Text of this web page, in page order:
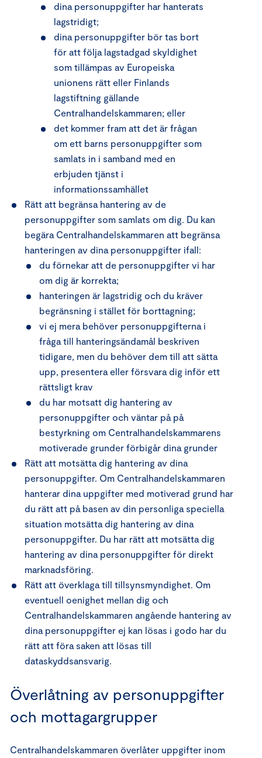
dina personuppgifter har hanterats
lagstridigt;
dina personuppgifter bör tas bort
för att följa lagstadgad skyldighet
som tillämpas av Europeiska
unionens rätt eller Finlands
lagstiftning gällande
Centralhandelskammaren; eller
det kommer fram att det är frågan
om ett barns personuppgifter som
samlats in i samband med en
erbjuden tjänst i
informationssamhället
Rätt att begränsa hantering av de
personuppgifter som samlats om dig. Du kan
begära Centralhandelskammaren att begränsa
hanteringen av dina personuppgifter ifall:
du förnekar att de personuppgifter vi har
om dig är korrekta;
hanteringen är lagstridig och du kräver
begränsning i stället för borttagning;
vi ej mera behöver personuppgifterna i
fråga till hanteringsändamål beskriven
tidigare, men du behöver dem till att sätta
upp, presentera eller försvara dig inför ett
rättsligt krav
du har motsatt dig hantering av
personuppgifter och väntar på på
bestyrkning om Centralhandelskammarens
motiverade grunder förbigår dina grunder
Rätt att motsätta dig hantering av dina
personuppgifter. Om Centralhandelskammaren
hanterar dina uppgifter med motiverad grund har
du rätt att på basen av din personliga speciella
situation motsätta dig hantering av dina
personuppgifter. Du har rätt att motsätta dig
hantering av dina personuppgifter för direkt
marknadsföring.
Rätt att överklaga till tillsynsmyndighet. Om
eventuell oenighet mellan dig och
Centralhandelskammaren angående hantering av
dina personuppgifter ej kan lösas i godo har du
rätt att föra saken att lösas till
dataskyddsansvarig.
Överlåtning av personuppgifter
och mottagargrupper
Centralhandelskammaren överlåter uppgifter inom